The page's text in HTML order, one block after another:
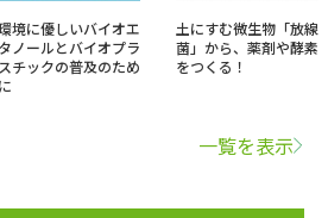
境に優しいバイオエ
タノールとバイオプラ
スチックの普及のため
に
土にすむ微生物「放線
菌」から、薬剤や酵素
をつくる！
一覧を表示